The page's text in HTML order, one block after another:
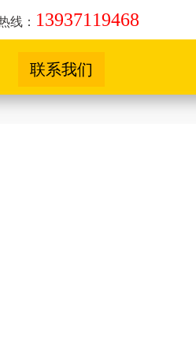
线： 13937119468
联系我们